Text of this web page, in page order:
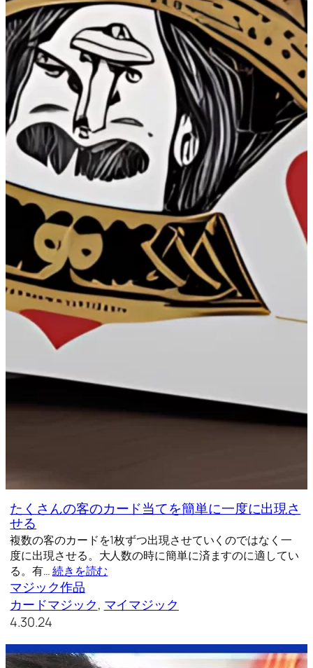
たくさんの客のカード当てを簡単に一度に出現さ
せる
複数の客のカードを1枚ずつ出現させていくのではなく一
度に出現させる。大人数の時に簡単に済ますのに適してい
る。有…続きを読む
マジック作品
カードマジック, マイマジック
4.30.24